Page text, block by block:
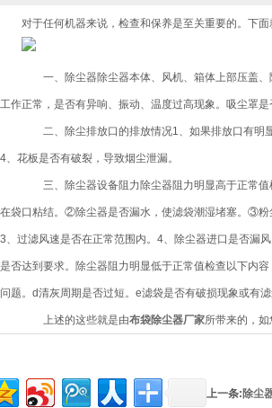
对于任何机器来说，检查和保养是至关重要的。下面
一、除尘器除尘器本体、风机、箱体上部压盖、
工作正常，是否有异响、振动、温度过高现象。吸尘罩
二、除尘排放口的排放情况1、如果排放口有明显
4、花板是否有破裂，导致烟尘泄漏。
三、除尘器设备阻力除尘器阻力明显高于正常值
在袋口粘结。②除尘器是否漏水，使滤袋潮湿堵塞。③粉
3、过滤风速是否在正常范围内。4、除尘器进口是否漏
是否达到要求。除尘器阻力明显低于正常值检查以下内
问题。d清灰周期是否过短。e滤袋是否有破损现象或有滤
上述的这些就是由布袋除尘器厂家所带来的，
上一条: 除尘